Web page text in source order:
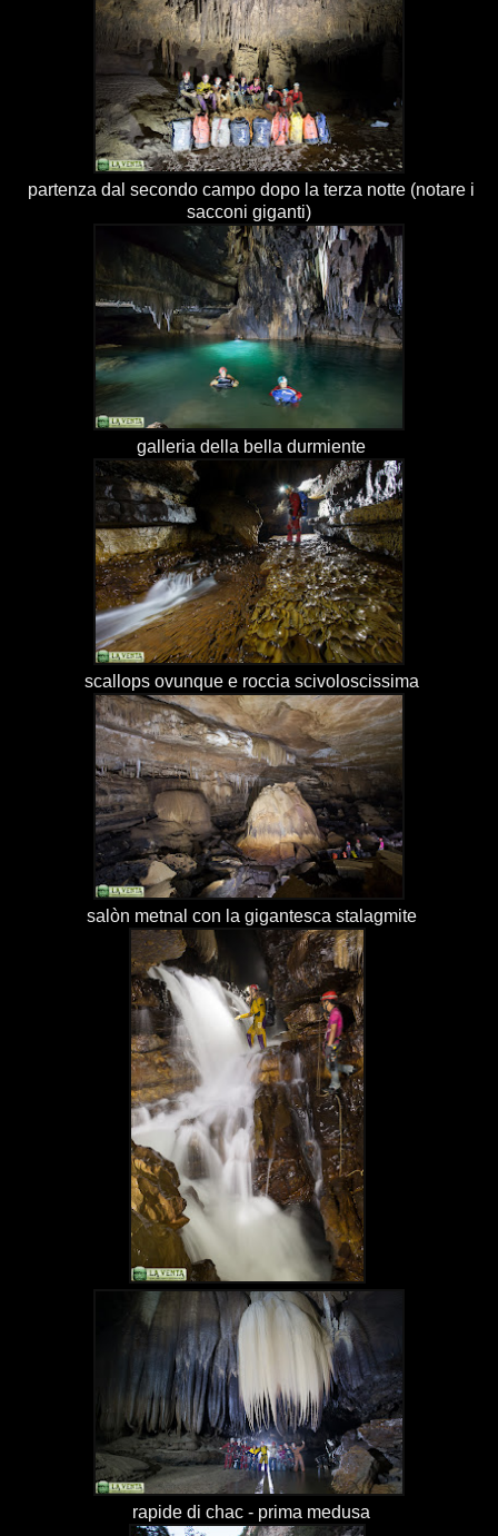
partenza dal secondo campo dopo la terza notte (notare i
sacconi giganti)
galleria della bella durmiente
scallops ovunque e roccia scivoloscissima
salòn metnal con la gigantesca stalagmite
rapide di chac - prima medusa